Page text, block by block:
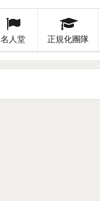
名人堂 正規化團隊